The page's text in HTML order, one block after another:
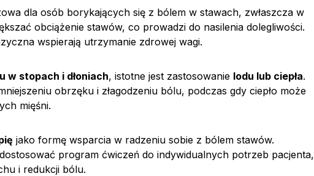
dla osób borykających się z bólem w stawach, zwłaszcza w
obciążenie stawów, co prowadzi do nasilenia dolegliwości.
wspierają utrzymanie zdrowej wagi.
w stopach i dłoniach, istotne jest zastosowanie lodu lub ciepła.
obrzęku i złagodzeniu bólu, podczas gdy ciepło może
mięśni.
jako formę wsparcia w radzeniu sobie z bólem stawów.
program ćwiczeń do indywidualnych potrzeb pacjenta,
i redukcji bólu.